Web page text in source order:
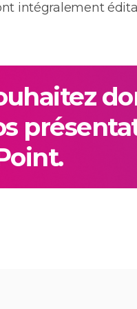
intégralement